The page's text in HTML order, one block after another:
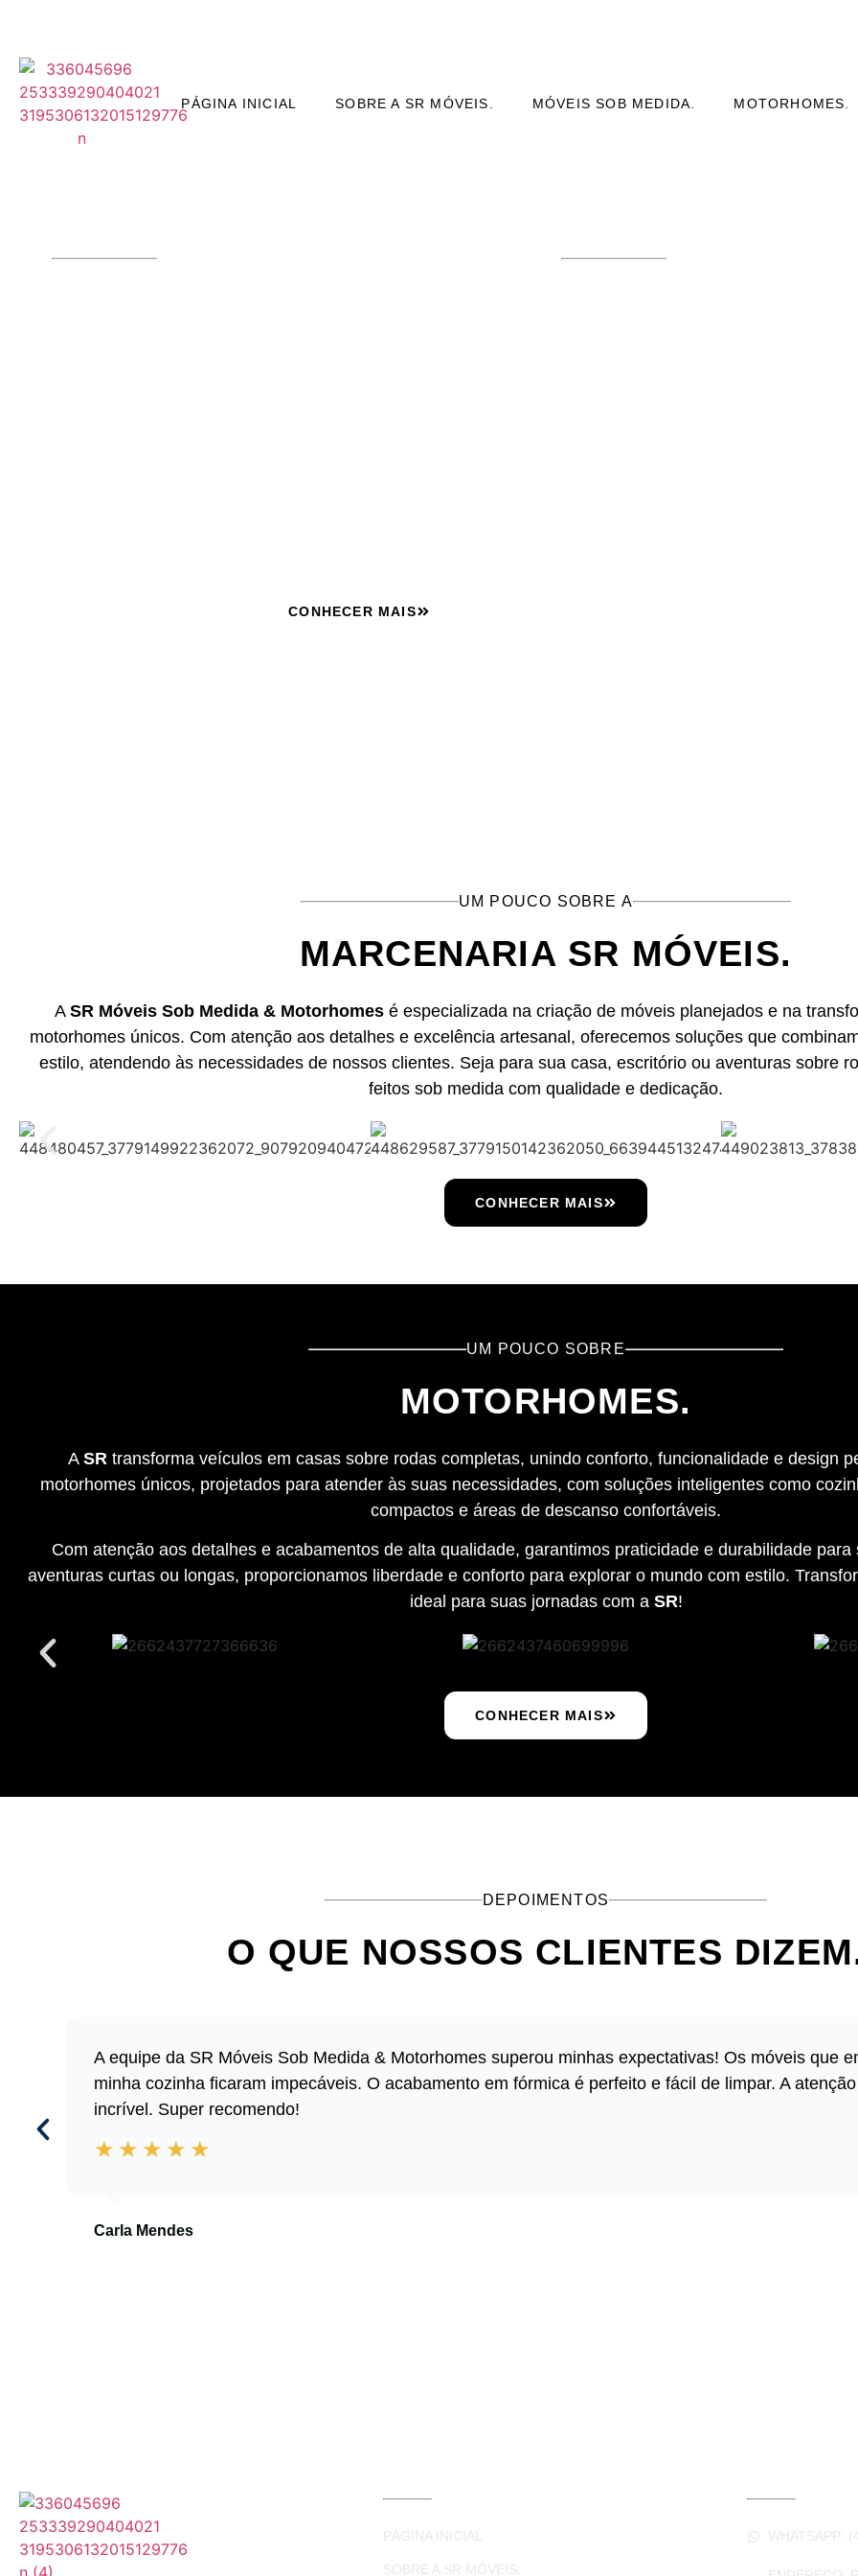
PÁGINA INICIAL SOBRE A SR MÓVEIS. MÓVEIS SOB MEDIDA. MOTORHOMES.
ELEGÂNCIA SOB MEDIDA E PLANEJADO
CONHECER MAIS
UM POUCO SOBRE A
MARCENARIA SR MÓVEIS.
A SR Móveis Sob Medida & Motorhomes é especializada na criação de móveis planejados e na
motorhomes únicos. Com atenção aos detalhes e excelência artesanal, oferecemos soluções que
estilo, atendendo às necessidades de nossos clientes. Seja para sua casa, escritório ou aventuras sobre
feitos sob medida com qualidade e dedicação.
CONHECER MAIS
UM POUCO SOBRE
MOTORHOMES.
A SRtransforma veículos em casas sobre rodas completas, unindo conforto, funcionalidade e design
motorhomes únicos, projetados para atender às suas necessidades, com soluções inteligentes como
compactos e áreas de descanso confortáveis.
Com atenção aos detalhes e acabamentos de alta qualidade, garantimos praticidade e durabilidade
aventuras curtas ou longas, proporcionamos liberdade e conforto para explorar o mundo com estilo.
ideal para suas jornadas com a SR!
CONHECER MAIS
DEPOIMENTOS
O QUE NOSSOS CLIENTES
A equipe da SR Móveis Sob Medida & Motorhomes superou minhas expectativas! Os móveis que
minha cozinha ficaram impecáveis. O acabamento em fórmica é perfeito e fácil de limpar. A
incrível. Super recomendo!
Carla Mendes
LINKS ÚTEIS
PÁGINA INICIAL
SOBRE A SR MÓVEIS.
WHATSAPP: